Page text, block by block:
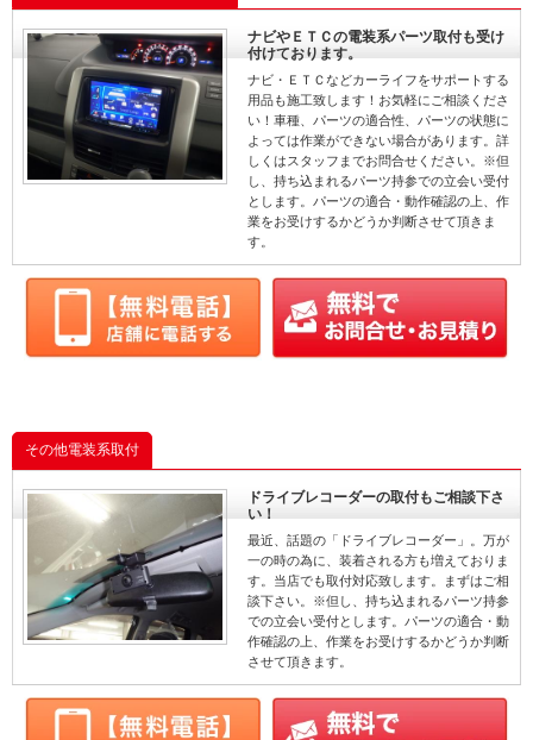
筑紫野市 筑紫野市
朝倉郡
ナビやＥＴＣの電装系パーツ取付も受け
付けております。
ナビ・ＥＴＣなどカーライフをサポートする
用品も施工致します！お気軽にご相談くださ
い！車種、パーツの適合性、パーツの状態に
よっては作業ができない場合があります。詳
しくはスタッフまでお問合せください。※但
し、持ち込まれるパーツ持参での立会い受付
とします。パーツの適合・動作確認の上、作
業をお受けするかどうか判断させて頂きま
す。
その他電装系取付
ドライブレコーダーの取付もご相談下さ
い！
最近、話題の「ドライブレコーダー」。万が
一の時の為に、装着される方も増えておりま
す。当店でも取付対応致します。まずはご相
談下さい。※但し、持ち込まれるパーツ持参
での立会い受付とします。パーツの適合・動
作確認の上、作業をお受けするかどうか判断
させて頂きます。